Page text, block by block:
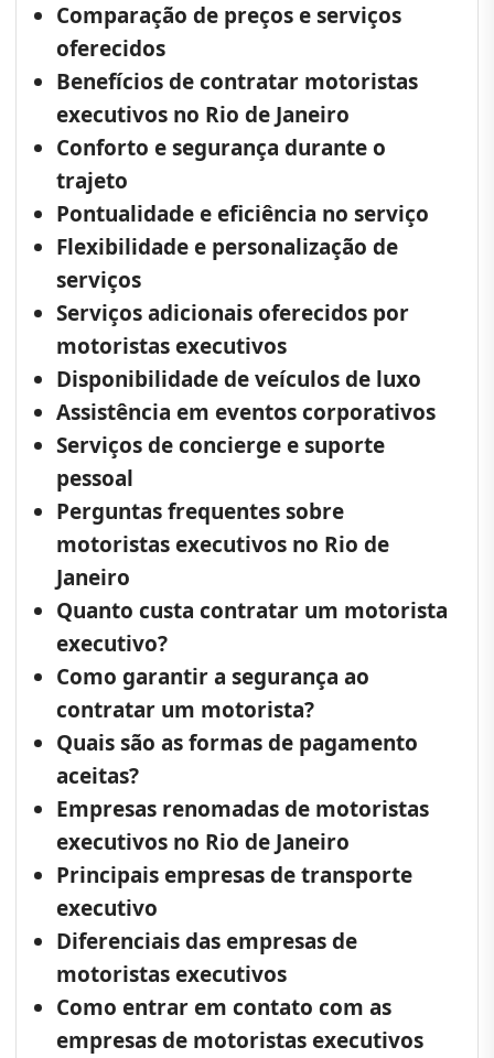
Comparação de preços e serviços
oferecidos
Benefícios de contratar motoristas
executivos no Rio de Janeiro
Conforto e segurança durante o
trajeto
Pontualidade e eficiência no serviço
Flexibilidade e personalização de
serviços
Serviços adicionais oferecidos por
motoristas executivos
Disponibilidade de veículos de luxo
Assistência em eventos corporativos
Serviços de concierge e suporte
pessoal
Perguntas frequentes sobre
motoristas executivos no Rio de
Janeiro
Quanto custa contratar um motorista
executivo?
Como garantir a segurança ao
contratar um motorista?
Quais são as formas de pagamento
aceitas?
Empresas renomadas de motoristas
executivos no Rio de Janeiro
Principais empresas de transporte
executivo
Diferenciais das empresas de
motoristas executivos
Como entrar em contato com as
empresas de motoristas executivos